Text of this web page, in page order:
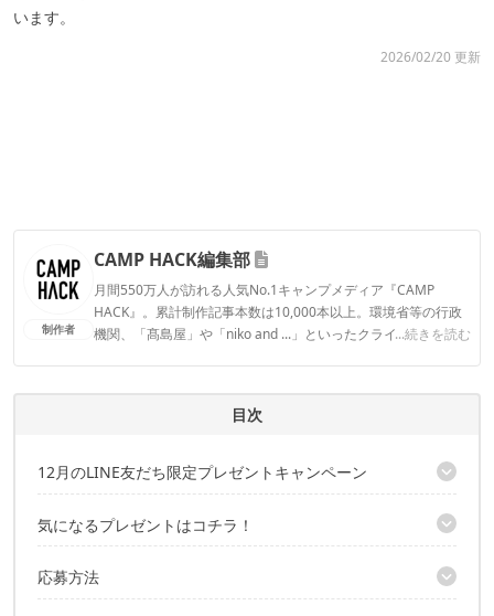
います。
2026/02/20 更新
制作者
CAMP HACK編集部
月間550万人が訪れる人気No.1キャンプメディア『CAMP
HACK』。累計制作記事本数は10,000本以上。環境省等の行政
機関、「髙島屋」や「niko and ...」といったクライアントとの
...続きを読む
CAMP HACK編集部のプロフィール
目次
12月のLINE友だち限定プレゼントキャンペーン
キャンペーン応募期間
プレゼント概要
気になるプレゼントはコチラ！
コールマン「ウェザーマスター ワイド2ルーム コクーンⅡ」
コールマン「トンネル2ルームハウス/LDX スタートパッケージ
応募方法